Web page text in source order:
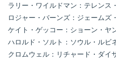
ラリー・ワイルドマン：テレンス
ロジャー・バーンズ：ジェームズ
ケイト・ゲッコー：ショーン・ヤ
ハロルド・ソルト：ソウル・ルビ
クロムウェル：リチャード・ダイ